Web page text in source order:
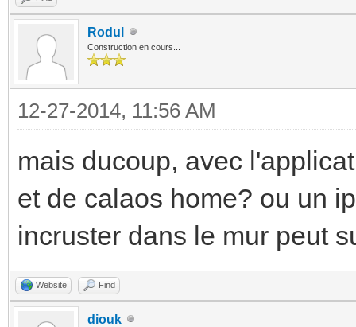
Rodul
Construction en cours...
12-27-2014, 11:56 AM
mais ducoup, avec
et de calaos home? ou un
incruster dans le mur peut
Website Find
diouk